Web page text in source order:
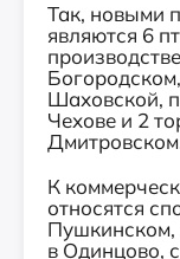
Так, новыми
являются 6
Шаховской,
Чехове и 2
К
относятся
Пушкинском,
в Одинцово,